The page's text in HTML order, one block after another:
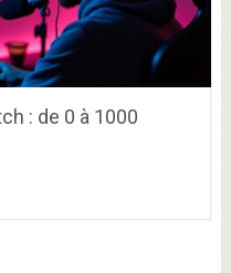
: de 0 à 1000